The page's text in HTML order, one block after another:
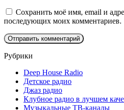
Сохранить моё имя, email и
последующих моих комментариев.
Рубрики
Deep House Radio
Детское радио
Джаз радио
Клубное радио в лучшем
Музыкальные ТВ-каналы